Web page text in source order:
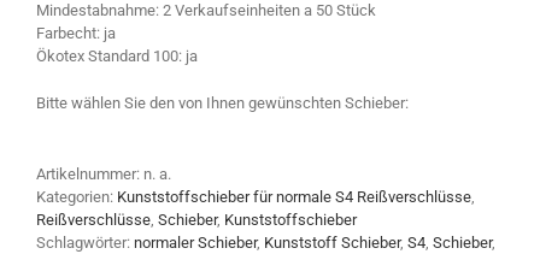
Mindestabnahme: 2 Verkaufseinheiten a 50 Stück
Farbecht: ja
Ökotex Standard 100: ja
Bitte wählen Sie den von Ihnen gewünschten Schieber:
Artikelnummer: n. a.
Kategorien: Kunststoffschieber für normale S4 Reißverschlüsse,
Reißverschlüsse, Schieber, Kunststoffschieber
Schlagwörter: normaler Schieber, Kunststoff Schieber, S4, Schieber,